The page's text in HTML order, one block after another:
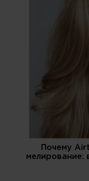
Почему
мелирование: